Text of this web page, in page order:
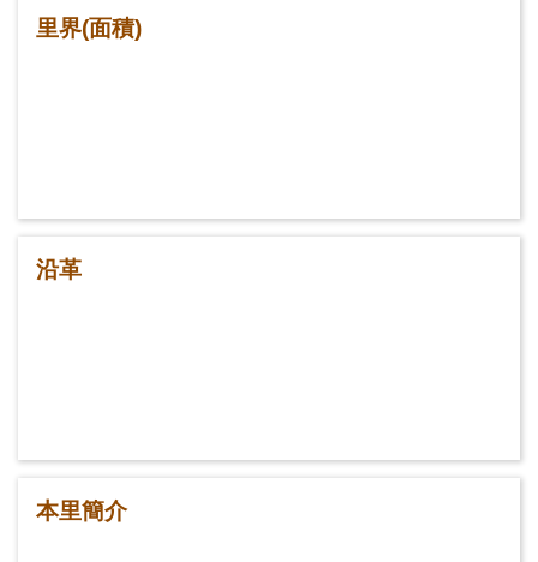
里界(面積)
沿革
本里簡介